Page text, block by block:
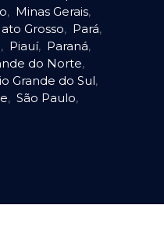
, Minas Gerais,
Grosso, Pará,
, Piauí, Paraná,
do Norte,
Grande do Sul,
, São Paulo,